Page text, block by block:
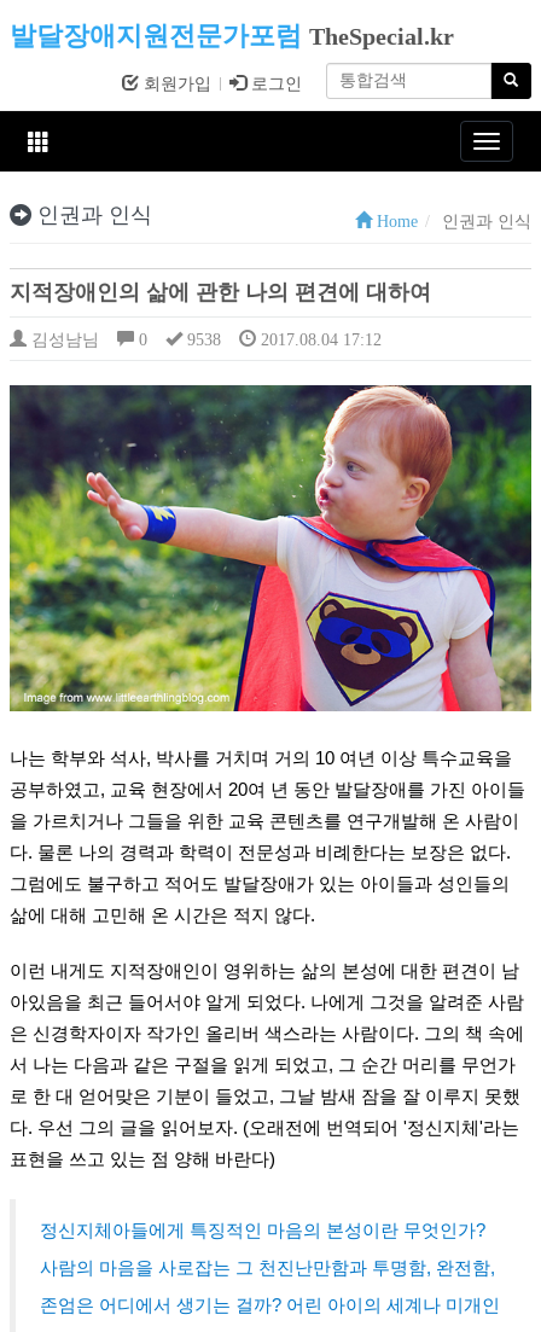
발달장애지원전문가포럼 TheSpecial.kr
회원가입 로그인
Toggle
인권과 인식 Home 인권과 인식
지적장애인의 삶에 관한 나의 편견에 대하여
김성남님 0 9538 2017.08.04 17:12
나는 학부와 석사, 박사를 거치며 거의 10 여년 이상 특수교육을
공부하였고, 교육 현장에서 20여 년 동안 발달장애를 가진 아이들
을 가르치거나 그들을 위한 교육 콘텐츠를 연구개발해 온 사람이
다. 물론 나의 경력과 학력이 전문성과 비례한다는 보장은 없다.
그럼에도 불구하고 적어도 발달장애가 있는 아이들과 성인들의
삶에 대해 고민해 온 시간은 적지 않다.
이런 내게도 지적장애인이 영위하는 삶의 본성에 대한 편견이 남
아있음을 최근 들어서야 알게 되었다. 나에게 그것을 알려준 사람
은 신경학자이자 작가인 올리버 색스라는 사람이다. 그의 책 속에
서 나는 다음과 같은 구절을 읽게 되었고, 그 순간 머리를 무언가
로 한 대 얻어맞은 기분이 들었고, 그날 밤새 잠을 잘 이루지 못했
다. 우선 그의 글을 읽어보자. (오래전에 번역되어 '정신지체'라는
표현을 쓰고 있는 점 양해 바란다)
정신지체아들에게 특징적인 마음의 본성이란 무엇인가?
사람의 마음을 사로잡는 그 천진난만함과 투명함, 완전함,
존엄은 어디에서 생기는 걸까? 어린 아이의 세계나 미개인